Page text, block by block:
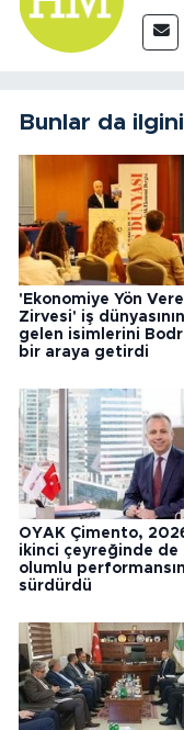
Bunlar da
'Ekonomiye Yön
Zirvesi' iş
gelen isimlerini
bir araya getirdi
OYAK Çimento,
ikinci çeyreğinde de
olumlu
sürdürdü